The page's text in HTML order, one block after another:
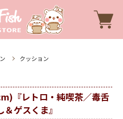
クッション
『レトロ・純喫茶／毒舌
＆ゲスくま』